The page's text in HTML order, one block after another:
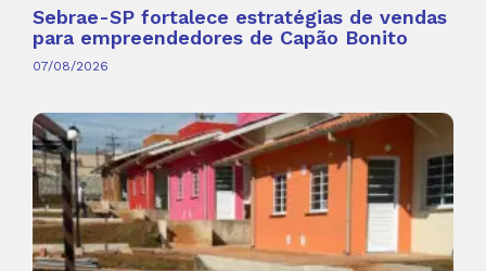
Sebrae-SP fortalece estratégias de vendas
para empreendedores de Capão Bonito
07/08/2026